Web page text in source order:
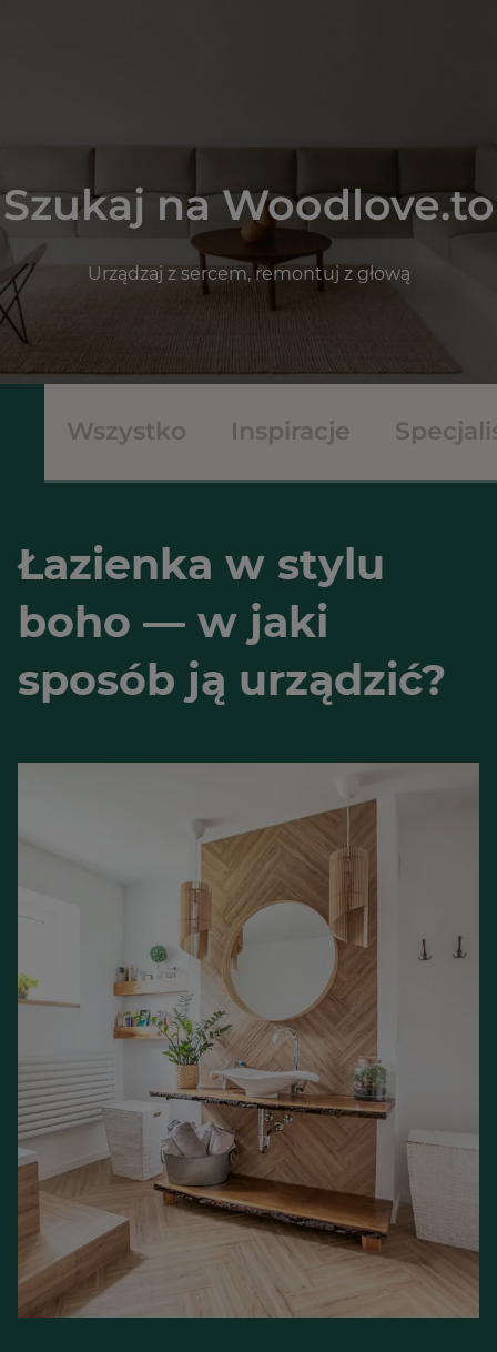
Szukaj na Woodlove.to
Urządzaj z sercem, remontuj z głową
Wszystko Inspiracje
Łazienka w stylu
boho — w jaki
sposób ją urządzić?